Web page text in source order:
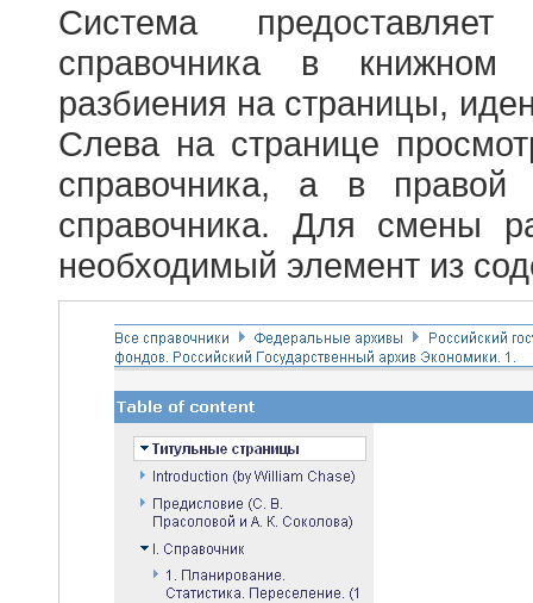
Система
справочника в
разбиения на страницы,
Слева на странице
справочника, а в правой
справочника. Для смены
необходимый элемент из